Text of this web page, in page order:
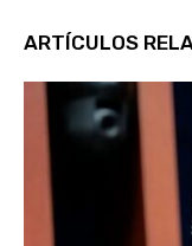
ARTÍCULOS